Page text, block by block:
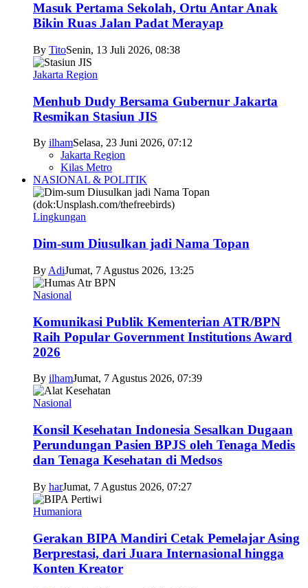
Masuk Pertama Sekolah, Ortu Antar Anak
Bikin Ruas Jalan Padat Merayap
By TitoSenin, 13 Juli 2026, 08:38
Jakarta Region
Menhub Dudy Bersama Gubernur Jakarta
Resmikan Stasiun JIS
By ilhamSelasa, 23 Juni 2026, 07:12
Jakarta Region
Kilas Metro
NASIONAL & POLITIK
Lingkungan
Dim-sum Diusulkan jadi Nama Topan
By AdiJumat, 7 Agustus 2026, 13:25
Nasional
Komunikasi Publik Kementerian ATR/BPN
Raih Popular Government Institutions Award
2026
By ilhamJumat, 7 Agustus 2026, 07:39
Nasional
Konsil Kesehatan Indonesia Sesalkan Dugaan
Perundungan Pasien BPJS oleh Tenaga Medis
dan Tenaga Kesehatan di Medsos
By harJumat, 7 Agustus 2026, 07:27
Humaniora
Gerakan BIPA Mandiri Cetak Pemelajar Asing
Berprestasi, dari Juara Internasional hingga
Konten Kreator